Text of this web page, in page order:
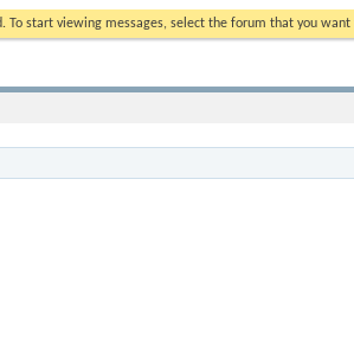
To start viewing messages, select the forum that you